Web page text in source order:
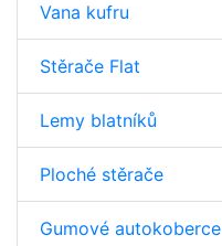
Vana kufru
Stěrače Flat
Lemy blatníků
Ploché stěrače
Gumové autokoberce